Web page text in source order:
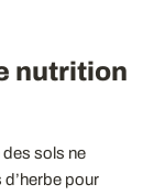
nutrition
des sols ne
pour